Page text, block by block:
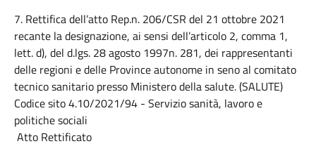
7. Rettifica dell’atto Rep.n. 206/CSR del 21 ottobre 2021
recante la designazione, ai sensi dell’articolo 2, comma 1,
lett. d), del d.lgs. 28 agosto 1997n. 281, dei rappresentanti
delle regioni e delle Province autonome in seno al comitato
tecnico sanitario presso Ministero della salute. (SALUTE)
Codice sito 4.10/2021/94 - Servizio sanità, lavoro e
politiche sociali
Atto Rettificato